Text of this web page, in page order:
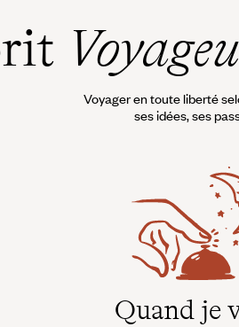
Voyager en toute liberté
ses idées, ses
Quand je